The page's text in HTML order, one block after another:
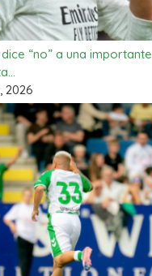
“no” a una importante
2026